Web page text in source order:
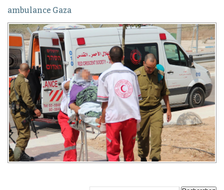
ambulance Gaza